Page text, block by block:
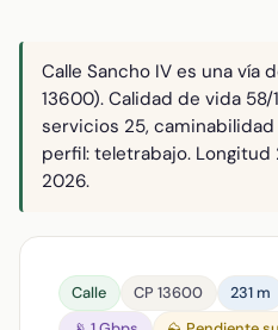
Calle Sancho IV es una vía
13600). Calidad de vida
servicios 25,
perfil: teletrabajo. Longitud
2026.
Calle CP 13600 231 m